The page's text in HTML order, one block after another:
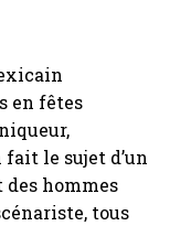
en fêtes
le sujet d’un
hommes
tous